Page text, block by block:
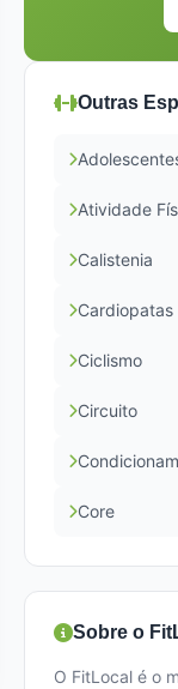
Outras
Atividade
Calistenia
Cardiopatas
Ciclismo
Circuito
Core
Sobre o
O FitLocal é o